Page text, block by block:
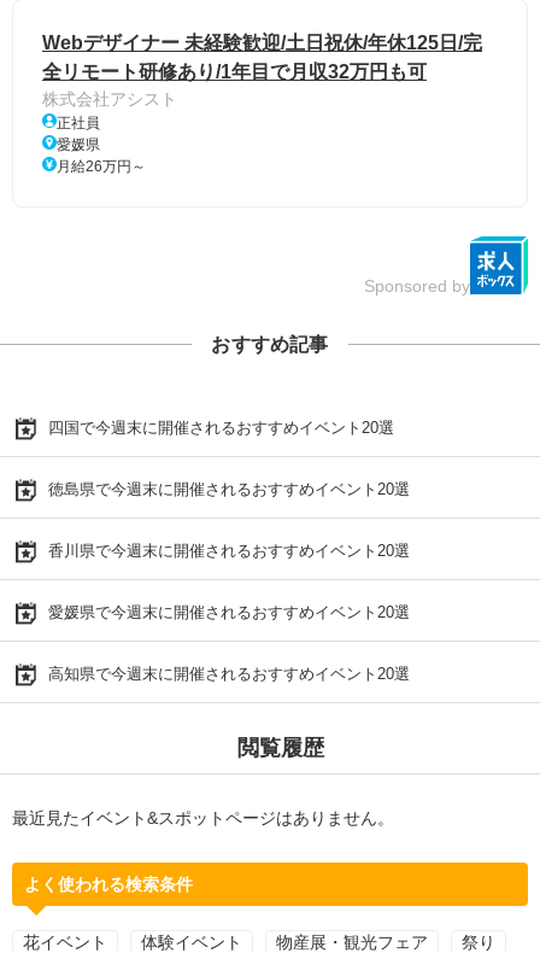
Webデザイナー 未経験歓迎/土日祝休/年休125日/完
全リモート研修あり/1年目で月収32万円も可
株式会社アシスト
正社員
愛媛県
月給26万円～
Sponsored by
おすすめ記事
四国で今週末に開催されるおすすめイベント20選
徳島県で今週末に開催されるおすすめイベント20選
香川県で今週末に開催されるおすすめイベント20選
愛媛県で今週末に開催されるおすすめイベント20選
高知県で今週末に開催されるおすすめイベント20選
閲覧履歴
最近見たイベント&スポットページはありません。
よく使われる検索条件
花イベント 体験イベント 物産展・観光フェア 祭り